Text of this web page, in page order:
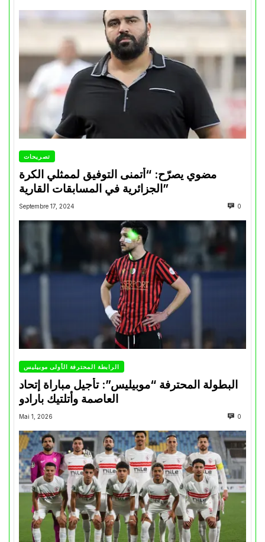
تصريحات
مضوي يصرّح: “أتمنى التوفيق لممثلي الكرة
الجزائرية في المسابقات القارية”
Septembre 17, 2024 0
الرابطة المحترفة الأولى موبيليس
البطولة المحترفة “موبيليس”: تأجيل مباراة إتحاد
العاصمة وأتلتيك بارادو
Mai 1, 2026 0